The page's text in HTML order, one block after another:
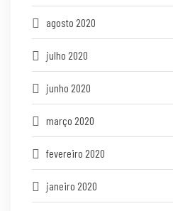
agosto 2020
julho 2020
junho 2020
março 2020
fevereiro 2020
janeiro 2020